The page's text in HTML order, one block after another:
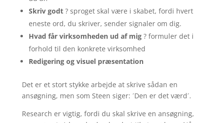
Skriv godt? sproget skal være i skabet, fordi hvert
eneste ord, du skriver, sender signaler om dig.
Hvad får virksomheden ud af mig? formuler det i
forhold til den konkrete virksomhed
Redigering og visuel præsentation
Det er et stort stykke arbejde at skrive sådan en
ansøgning, men som Steen siger: ´Den er det værd´.
Research er vigtig, fordi du skal skrive en ansøgning,